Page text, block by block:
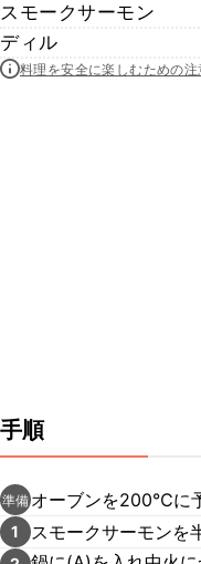
スモークサーモン
ディル
料理を安全に楽しむための注
手順
準備 オーブンを200℃に
1 スモークサーモンを